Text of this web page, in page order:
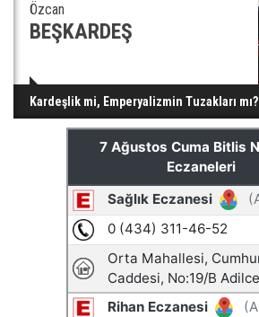
Özcan
BEŞKARDEŞ
Kardeşlik mi, Emperyalizmin Tuzakları mı?